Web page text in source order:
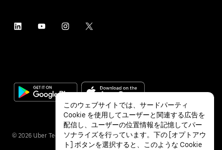
© 2026 Uber Technologies Inc.
このウェブサイトでは、サードパーティ
Cookie を使用してユーザーと関連する広告を
配信し、ユーザーの位置情報を記憶してパー
ソナライズを行っています。下の [オプトアウ
ト] ボタンを選択すると、このような Cookie